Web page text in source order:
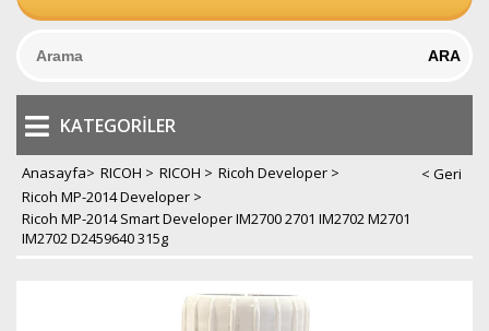
KATEGORILER
Anasayfa> RICOH > RICOH > Ricoh Developer >
Ricoh MP-2014 Developer >
Ricoh MP-2014 Smart Developer IM2700 2701 IM2702 M2701
IM2702 D2459640 315g